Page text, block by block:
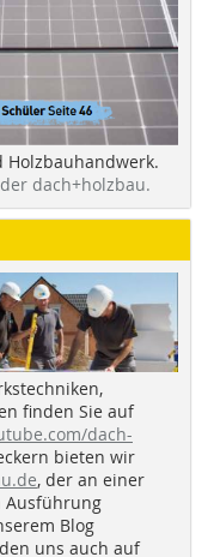
Holzbauhandwerk.
dach+holzbau.
finden Sie auf
dach-
bieten wir
, der an einer
Ausführung
Blog
uns auch auf